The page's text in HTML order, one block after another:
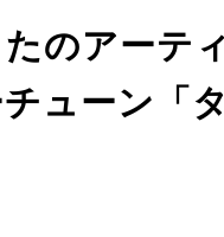
のアーテ
チューン「